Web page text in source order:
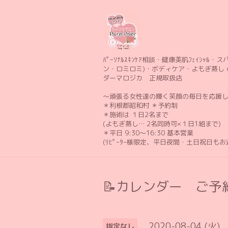
ﾊﾟｰｿﾅﾙｽｷﾝｹｱ相談・健康美肌ﾌｪｲｼｬﾙ・ス
ン・ロミロミ)・ボディケア・よもぎ蒸し
ダーマロジカ 正規取扱店
〜頑張る女性達の輝く笑顔の毎日を応援
＊利根郡昭和村 ＊予約制
＊施術は １日2名まで
(よもぎ蒸し… 2名同時可×１日1組まで)
＊平日 9:30〜16:30 基本営業
(ﾘﾋﾟｰﾀｰ様限定、平日夜間・土日祝日も
📝カレンダー ご予